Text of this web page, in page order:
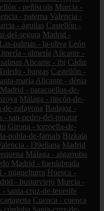
- peñíscola Murcia -
- paterna Valencia -
- águilas Castellón -
del-segura Madrid -
Las-palmas - la-oliva León
- almería Alicante -
Alicante - ibi Cádiz
- bargas Castellón -
maría Alicante - dénia
Madrid - paracuellos-de-
Málaga - rincón-de-
de-zafayona Badajoz -
- san-pedro-del-pinatar
Girona - torroella-de-
pobla-de-farnals Bizkaia
- l39eliana Madrid
Málaga - algarrobo
Madrid - fuenlabrada
- miguelturra Huesca -
- bustarviejo Murcia -
santa-cruz-de-tenerife
Cuenca - cuenca
córdoba Santa-cruz-de-